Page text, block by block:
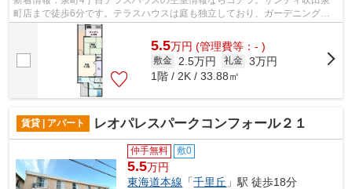
町店まで徒歩6分です。テラスハウスは庭も独立しており、ガーデニングな
ども楽しめます。駅から徒歩7分にある物...
5.5万円 (管理費等：- )
敷金 2.5万円 礼金 3万円
1階 / 2K / 33.88㎡
賃貸 | アパート レオパレスパークコンフォール２１
仲手無料 敷0
5.5万円
東海道本線 「千里丘 」駅 徒歩18分